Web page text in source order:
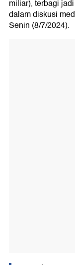
miliar), terbagi
dalam diskusi
Senin (8/7/2024).